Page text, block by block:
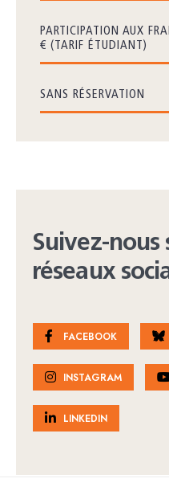
PARTICIPATION AUX
€ (TARIF ÉTUDIANT)
SANS RÉSERVATION
Suivez-nous
réseaux
FACEBOOK
INSTAGRAM
LINKEDIN